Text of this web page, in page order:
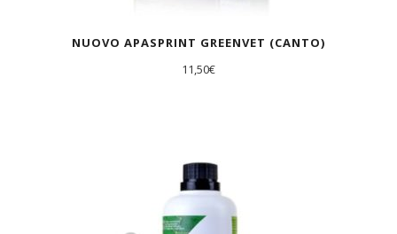
NUOVO APASPRINT GREENVET (CANTO)
11,50€